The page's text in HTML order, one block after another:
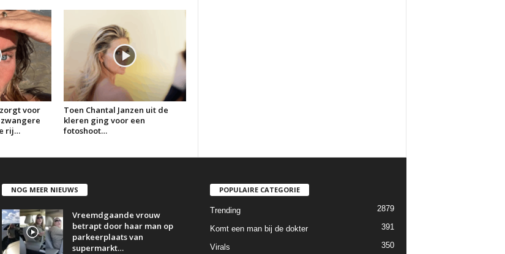
voor
rij…
Toen Chantal Janzen uit de
kleren ging voor een
fotoshoot…
NOG MEER NIEUWS
Vreemdgaande vrouw
betrapt door haar man op
parkeerplaats van
supermarkt…
POPULAIRE CATEGORIE
Trending 2879
Komt een man bij de dokter 391
Virals 350